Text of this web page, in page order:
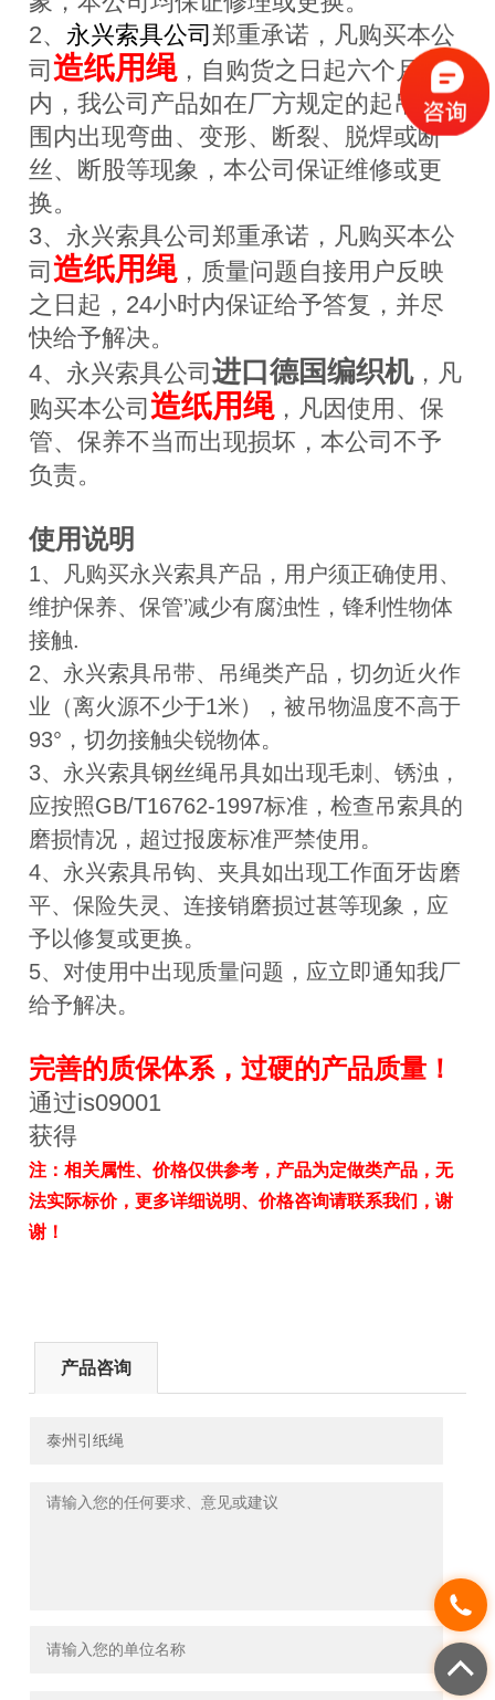
2、 永兴索具公司郑重承诺，凡购买本公
司造纸用绳，自购货之日起六个月
内，我公司产品如在厂方规定的起吊范
围内出现弯曲、变形、断裂、脱焊或断
丝、断股等现象，本公司保证维修或更
换。
3、永兴索具公司郑重承诺，凡购买本公
司造纸用绳，质量问题自接用户反映
之日起，24小时内保证给予答复，并尽
快给予解决。
4、永兴索具公司进口德国编织机，凡
购买本公司造纸用绳，凡因使用、保
管、保养不当而出现损坏，本公司不予
负责。
使用说明
1、凡购买永兴索具产品，用户须正确使用、
维护保养、保管’减少有腐浊性，锋利性物体
接触.
2、永兴索具吊带、吊绳类产品，切勿近火作
业（离火源不少于1米），被吊物温度不高于
93°，切勿接触尖锐物体。
3、永兴索具钢丝绳吊具如出现毛刺、锈浊，
应按照GB/T16762-1997标准，检查吊索具的
磨损情况，超过报废标准严禁使用。
4、永兴索具吊钩、夹具如出现工作面牙齿磨
平、保险失灵、连接销磨损过甚等现象，应
予以修复或更换。
5、对使用中出现质量问题，应立即通知我厂
给予解决。
完善的质保体系，过硬的产品质量！
通过is09001
获得
注：相关属性、价格仅供参考，产品为定做类产品，无
法实际标价，更多详细说明、价格咨询请联系我们，谢
谢！
产品咨询